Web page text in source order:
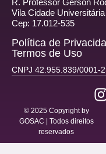
R. Professor Gerson
Vila Cidade
Cep: 17.012-535
Política de
Termos de Uso
CNPJ 42.955.839/0001-
© 2025 Copyright by
GOSAC | Todos direitos
reservados